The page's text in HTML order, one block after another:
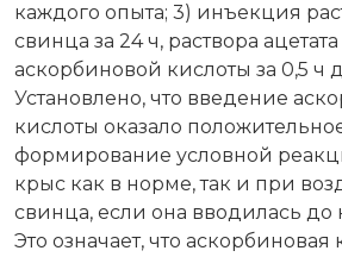
каждого опыта; 3) инъекция
свинца за 24 ч, раствора
аскорбиновой кислоты за 0,5 ч
Установлено, что введение
кислоты оказало
формирование условной
крыс как в норме, так и при
свинца, если она вводилась до
Это означает, что аскорбиновая